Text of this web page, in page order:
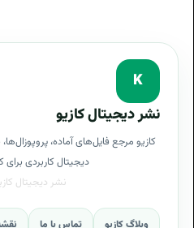
K
نشر دیجیتال کازیو
کازیو مرجع فایل‌های آماده،
دیجیتال کاربردی
وبلاگ کازیو تماس با ما